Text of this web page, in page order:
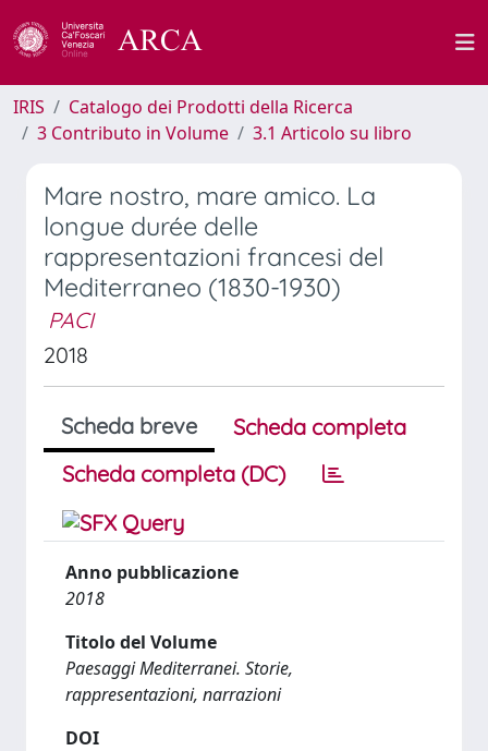
IRIS
Catalogo dei Prodotti della Ricerca
3 Contributo in Volume
3.1 Articolo su libro
Mare nostro, mare amico. La
longue durée delle
rappresentazioni francesi del
Mediterraneo (1830-1930)
PACI
2018
Scheda breve
Scheda completa
Scheda completa (DC)
Anno pubblicazione
2018
Titolo del Volume
Paesaggi Mediterranei. Storie,
rappresentazioni, narrazioni
DOI